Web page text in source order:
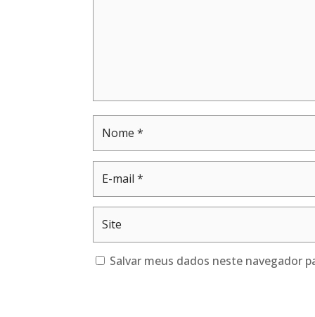
Salvar meus dados neste navegador